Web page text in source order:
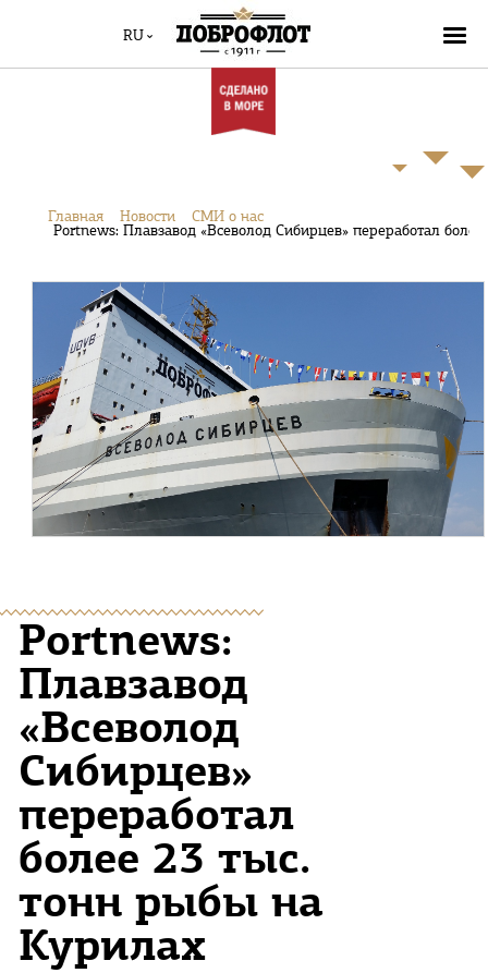
RU
Главная Новости
СМИ о нас
Portnews: Плавзавод «Всеволод Сибирцев» переработал
Portnews:
Плавзавод
«Всеволод
Сибирцев»
переработал
более 23 тыс.
тонн рыбы на
Курилах